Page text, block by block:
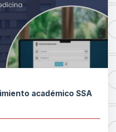
académico SSA